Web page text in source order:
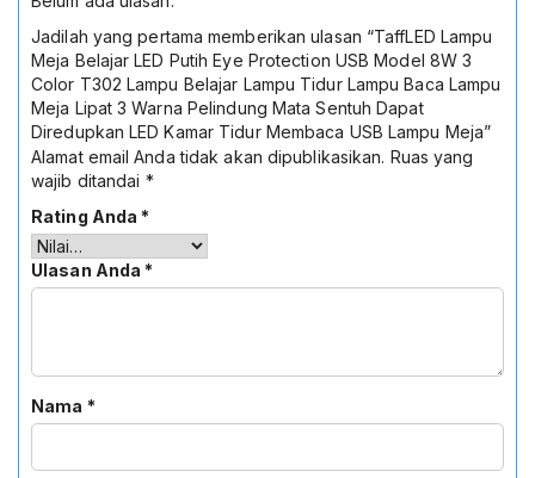
Jadilah yang pertama memberikan ulasan “TaffLED Lampu
Meja Belajar LED Putih Eye Protection USB Model 8W 3
Color T302 Lampu Belajar Lampu Tidur Lampu Baca Lampu
Meja Lipat 3 Warna Pelindung Mata Sentuh Dapat
Diredupkan LED Kamar Tidur Membaca USB Lampu Meja”
Alamat email Anda tidak akan dipublikasikan. Ruas yang
wajib ditandai *
Rating Anda*
Ulasan Anda*
Nama *